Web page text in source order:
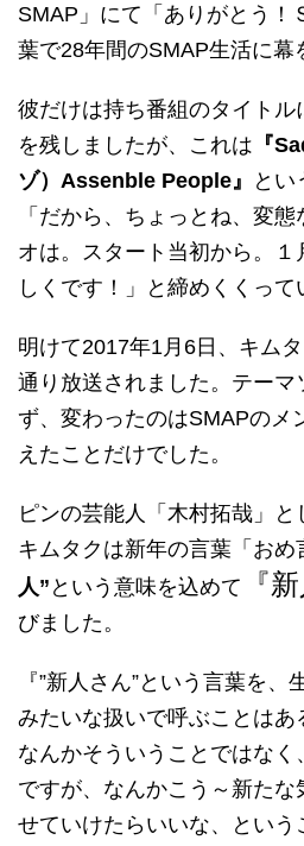
SMAP」にて「ありがとう！
葉で28年間のSMAP生活に幕
彼だけは持ち番組のタイトル
を残しましたが、これは 『
ゾ）Assenble People』
とい
「だから、ちょっとね、変
オは。スタート当初から。１
しくです！」と締めくくって
明けて2017年1月6日、キム
通り放送されました。テーマ
ず、変わったのはSMAPのメ
えたことだけでした。
ピンの芸能人「木村拓哉」と
キムタクは新年の言葉「おめ
人” という意味を込めて 『
びました。
『”新人さん”という言葉を、
みたいな扱いで呼ぶことはあ
なんかそういうことではな
ですが、なんかこう～新た
せていけたらいいな、という